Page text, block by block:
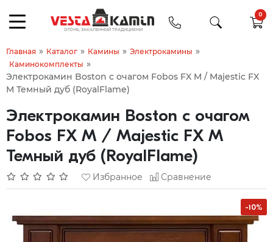
0
Главная » Каталог » Камины » Электрокамины »
Каминокомплекты »
Электрокамин Boston с очагом Fobos FX M / Majestic FX
M Темный дуб (RoyalFlame)
Электрокамин Boston с очагом
Fobos FX M / Majestic FX M
Темный дуб (RoyalFlame)
Избранное Сравнение
-10%